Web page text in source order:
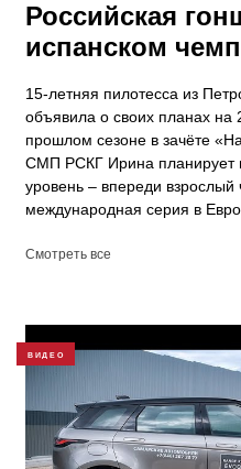
Российская
испанском
15-летняя пилотесса из
объявила о своих планах
прошлом сезоне в зачёте
СМП РСКГ Ирина планирует
уровень – впереди взрослый
международная серия в
Смотреть все
ВИДЕО